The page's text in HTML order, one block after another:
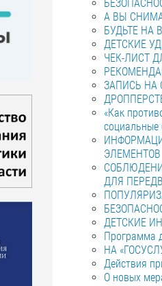
А ВЫ
БУДЬТЕ НА
ДЕТСКИЕ
ЧЕК-ЛИСТ
ЗАПИСЬ НА
«Как
социальные
ЭЛЕМЕНТОВ
ДЛЯ
ДЕТСКИЕ
Программа
НА
Действия
О новых